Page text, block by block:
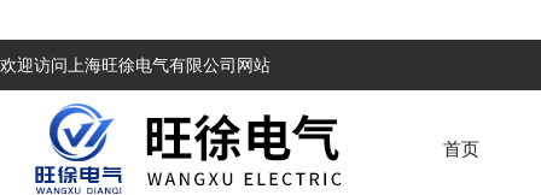
欢迎访问上海旺徐电气有限公司网站
首页